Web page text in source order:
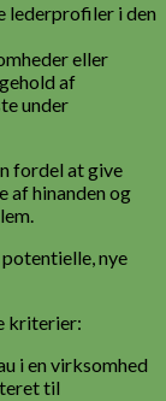
lederprofiler i den
eller
af
under
fordel at give
af hinanden og
nye
kriterier:
i en virksomhed
til